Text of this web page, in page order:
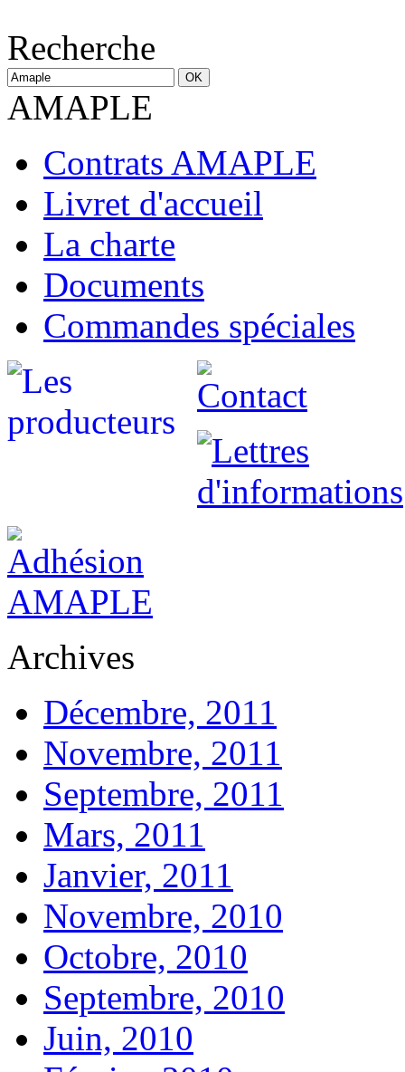
Recherche
AMAPLE
Contrats AMAPLE
Livret d'accueil
La charte
Documents
Commandes spéciales
Archives
Décembre, 2011
Novembre, 2011
Septembre, 2011
Mars, 2011
Janvier, 2011
Novembre, 2010
Octobre, 2010
Septembre, 2010
Juin, 2010